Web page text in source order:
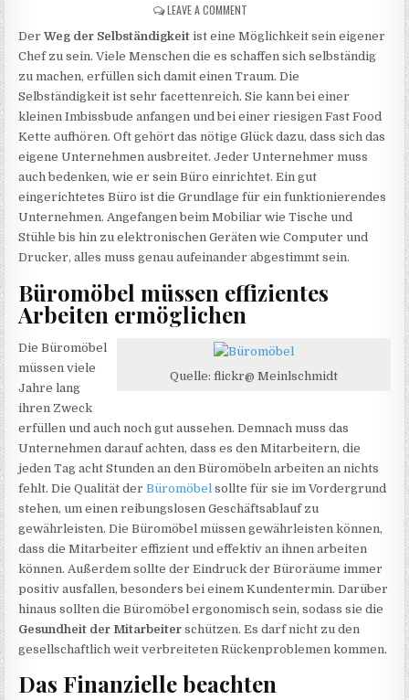
LEAVE A COMMENTON BÜROEINRICHTUNG
DerWeg der Selbständigkeit ist eine Möglichkeit sein eigener
Chef zu sein. Viele Menschen die es schaffen sich selbständig
zu machen, erfüllen sich damit einen Traum. Die
Selbständigkeit ist sehr facettenreich. Sie kann bei einer
kleinen Imbissbude anfangen und bei einer riesigen Fast Food
Kette aufhören. Oft gehört das nötige Glück dazu, dass sich das
eigene Unternehmen ausbreitet. Jeder Unternehmer muss
auch bedenken, wie er sein Büro einrichtet. Ein gut
eingerichtetes Büro ist die Grundlage für ein funktionierendes
Unternehmen. Angefangen beim Mobiliar wie Tische und
Stühle bis hin zu elektronischen Geräten wie Computer und
Drucker, alles muss genau aufeinander abgestimmt sein.
Büromöbel müssen effizientes
Arbeiten ermöglichen
Quelle: flickr@ Meinlschmidt
Die Büromöbel
müssen viele
Jahre lang
ihren Zweck
erfüllen und auch noch gut aussehen. Demnach muss das
Unternehmen darauf achten, dass es den Mitarbeitern, die
jeden Tag acht Stunden an den Büromöbeln arbeiten an nichts
fehlt. Die Qualität derBüromöbel sollte für sie im Vordergrund
stehen, um einen reibungslosen Geschäftsablauf zu
gewährleisten. Die Büromöbel müssen gewährleisten können,
dass die Mitarbeiter effizient und effektiv an ihnen arbeiten
können. Außerdem sollte der Eindruck der Büroräume immer
positiv ausfallen, besonders bei einem Kundentermin. Darüber
hinaus sollten die Büromöbel ergonomisch sein, sodass sie die
Gesundheit der Mitarbeiter schützen. Es darf nicht zu den
gesellschaftlich weit verbreiteten Rückenproblemen kommen.
Das Finanzielle beachten